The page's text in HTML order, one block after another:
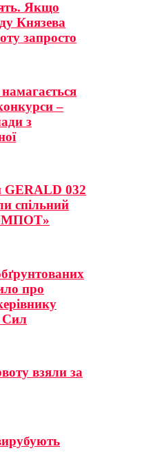
Якщо
Князева
запросто
–
з
GERALD 032
спільний
про
Сил
взяли за